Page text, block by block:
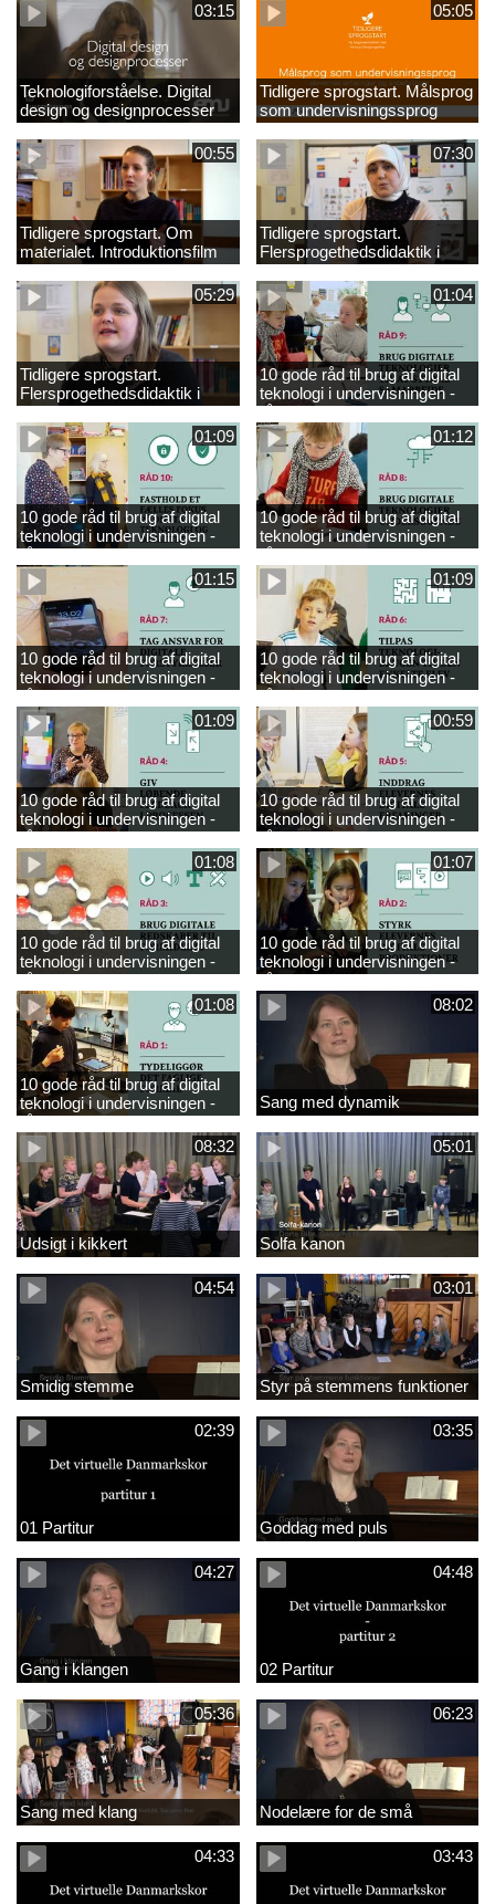
03:15
Teknologiforståelse. Digital
design og designprocesser
05:05
Tidligere sprogstart. Målsprog
som undervisningssprog
00:55
Tidligere sprogstart. Om
materialet. Introduktionsfilm
07:30
Tidligere sprogstart.
Flersprogethedsdidaktik i
fransk og tysk
05:29
Tidligere sprogstart.
Flersprogethedsdidaktik i
engelsk
01:04
10 gode råd til brug af digital
teknologi i undervisningen -
råd 9
01:09
10 gode råd til brug af digital
teknologi i undervisningen -
råd 10
01:12
10 gode råd til brug af digital
teknologi i undervisningen -
råd 8
01:15
10 gode råd til brug af digital
teknologi i undervisningen -
råd 7
01:09
10 gode råd til brug af digital
teknologi i undervisningen -
råd 6
01:09
10 gode råd til brug af digital
teknologi i undervisningen -
råd 4
00:59
10 gode råd til brug af digital
teknologi i undervisningen -
råd 5
01:08
10 gode råd til brug af digital
teknologi i undervisningen -
råd 3
01:07
10 gode råd til brug af digital
teknologi i undervisningen -
råd 2
01:08
10 gode råd til brug af digital
teknologi i undervisningen -
råd 1
08:02
Sang med dynamik
08:32
Udsigt i kikkert
05:01
Solfa kanon
04:54
Smidig stemme
03:01
Styr på stemmens funktioner
02:39
01 Partitur
03:35
Goddag med puls
04:27
Gang i klangen
04:48
02 Partitur
05:36
Sang med klang
06:23
Nodelære for de små
04:33 03:43